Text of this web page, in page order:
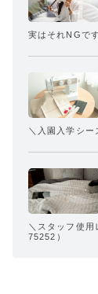
実はそれNGで
＼入園入学シー
＼スタッフ使
75252）